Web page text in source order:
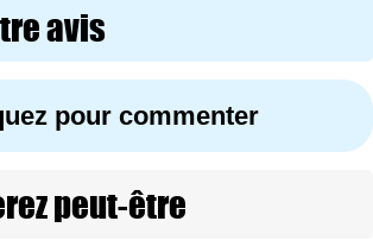
avis
pour commenter
peut-être